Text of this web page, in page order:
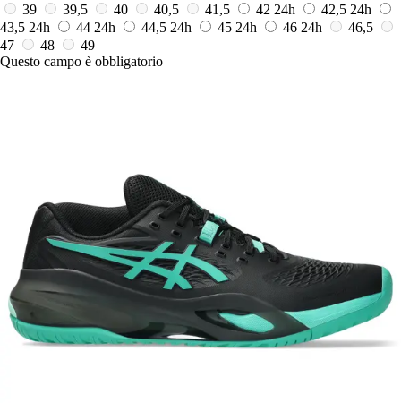
39
39,5 40 40,5 41,5 42 24h 42,5 24h
43,5 24h 44 24h 44,5 24h 45 24h 46 24h
46,5
47
48
49
Questo campo è obbligatorio